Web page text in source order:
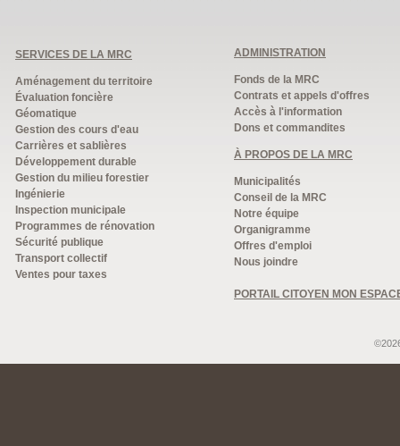
SERVICES DE LA MRC
Aménagement du territoire
Évaluation foncière
Géomatique
Gestion des cours d'eau
Carrières et sablières
Développement durable
Gestion du milieu forestier
Ingénierie
Inspection municipale
Programmes de rénovation
Sécurité publique
Transport collectif
Ventes pour taxes
ADMINISTRATION
Fonds de la MRC
Contrats et appels d'offres
Accès à l'information
Dons et commandites
À PROPOS DE LA MRC
Municipalités
Conseil de la MRC
Notre équipe
Organigramme
Offres d'emploi
Nous joindre
PORTAIL CITOYEN MON